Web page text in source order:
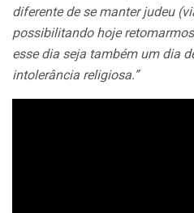
diferente de se manter judeu
possibilitando hoje
esse dia seja também um dia
intolerância religiosa.”